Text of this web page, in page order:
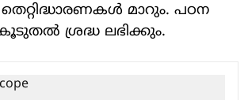
മാറും. പഠന
ശ്രദ്ധ ലഭിക്കും.